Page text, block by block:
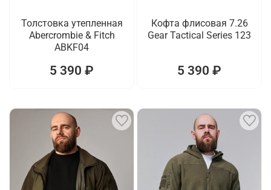
Толстовка утепленная
Abercrombie & Fitch
ABKF04
5 390 ₽
Кофта флисовая 7.26
Gear Tactical Series 123
5 390 ₽